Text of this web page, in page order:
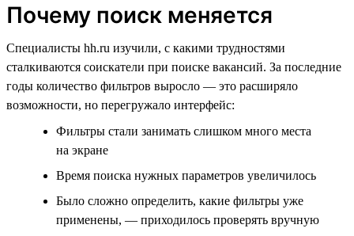
Почему поиск меняется
Специалисты hh.ru изучили, с какими трудностями
сталкиваются соискатели при поиске вакансий. За последние
годы количество фильтров выросло — это расширяло
возможности, но перегружало интерфейс:
Фильтры стали занимать слишком много места
на экране
Время поиска нужных параметров увеличилось
Было сложно определить, какие фильтры уже
применены, — приходилось проверять вручную